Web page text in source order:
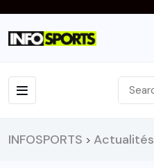
INFOSPORTS > Actualités